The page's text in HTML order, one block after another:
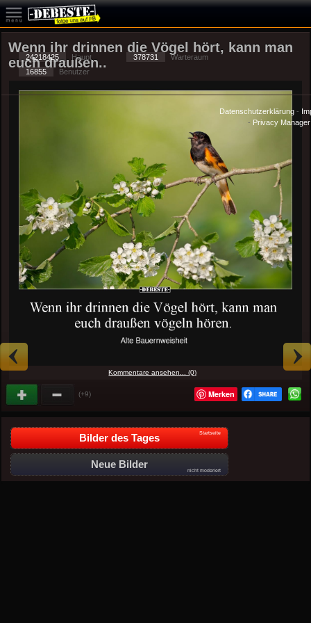
Wenn ihr drinnen die Vögel hört, kann man
euch draußen..
Kommentare ansehen... (0)
(+9) Merken
Bilder des Tages Startseite
Neue Bilder
nicht moderiert
24218425 Haupt 378731
Warteraum
16855
Benutzer
Datenschutzerklärung-
- Privacy Manager